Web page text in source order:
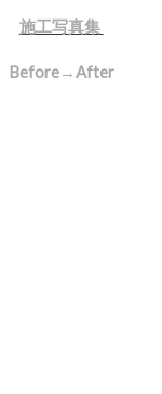
施工写真集
Before→After